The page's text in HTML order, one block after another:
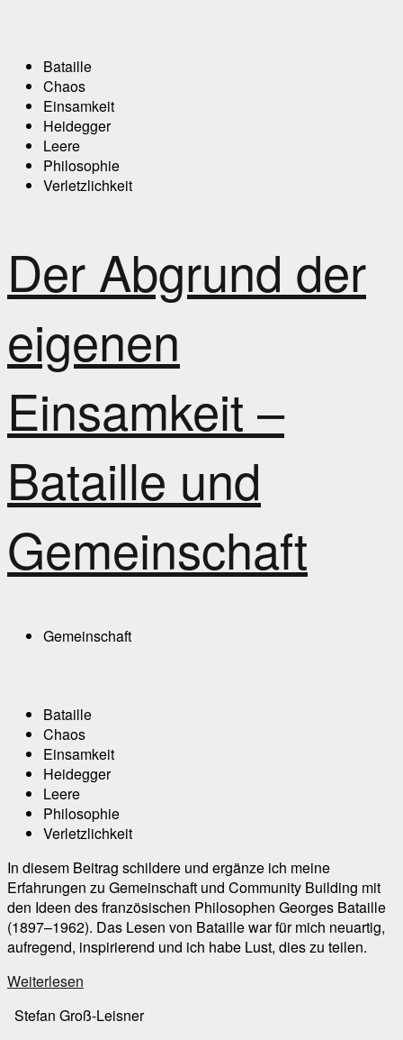
Bataille
Chaos
Einsamkeit
Heidegger
Leere
Philosophie
Verletzlichkeit
Der Abgrund der
eigenen
Einsamkeit –
Bataille und
Gemeinschaft
Gemeinschaft
Bataille
Chaos
Einsamkeit
Heidegger
Leere
Philosophie
Verletzlichkeit
In diesem Beitrag schildere und ergänze ich meine
Erfahrungen zu Gemeinschaft und Community Building mit
den Ideen des französischen Philosophen Georges Bataille
(1897–1962). Das Lesen von Bataille war für mich neuartig,
aufregend, inspirierend und ich habe Lust, dies zu teilen.
Weiterlesen
Stefan Groß-Leisner